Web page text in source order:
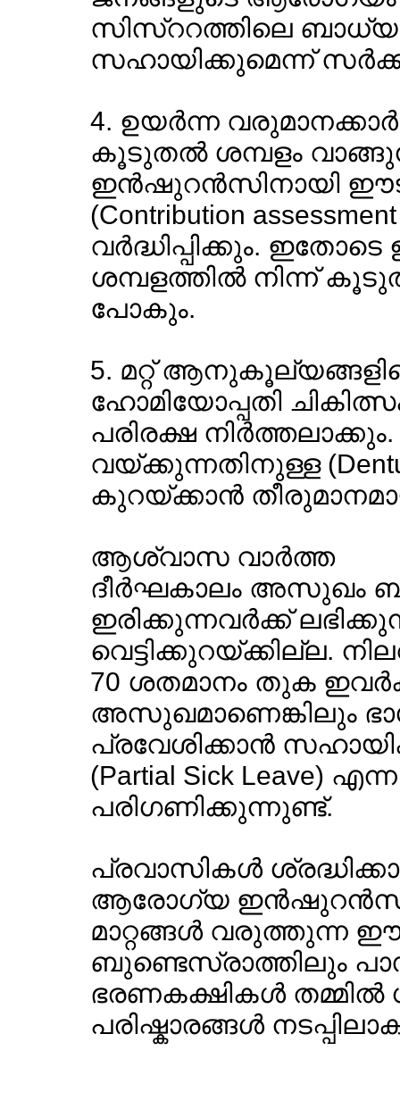
സിസ്ററത്തിലെ
സഹായിക്കുമെന്ന്
4. ഉയര്‍ന്ന
കൂടുതല്‍ ശമ്പളം
ഇന്‍ഷുറന്‍സിനായി
(Contribution
വര്‍ദ്ധിപ്പിക്കും.
ശമ്പളത്തില്‍ നിന്ന്
പോകും.
5. മറ്റ്
ഹോമിയോപ്പതി
പരിരക്ഷ
വയ്ക്കുന്നതിനുള്ള
കുറയ്ക്കാന്‍
ആശ്വാസ വാര്‍ത്ത
ദീര്‍ഘകാലം അസുഖം
ഇരിക്കുന്നവര്‍ക്ക്
വെട്ടിക്കുറയ്ക്കില്ല.
70 ശതമാനം തുക
അസുഖമാണെങ്കിലും
പ്രവേശിക്കാന്‍
(Partial Sick Leave)
പരിഗണിക്കുന്നുണ്ട്.
പ്രവാസികള്‍
ആരോഗ്യ ഇന്‍ഷുറന്‍സില്‍
മാറ്റങ്ങള്‍ വരുത്തുന്ന
ബുണ്ടെസ്രാത്തിലും
ഭരണകക്ഷികള്‍
പരിഷ്കാരങ്ങള്‍